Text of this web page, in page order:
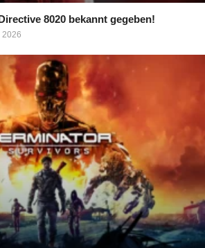
8020 bekannt gegeben!
2026